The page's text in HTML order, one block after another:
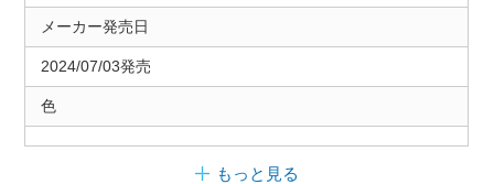
メーカー発売日
2024/07/03発売
色
もっと見る